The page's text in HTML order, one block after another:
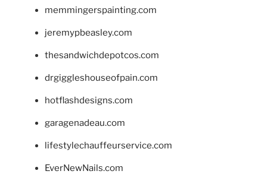
memmingerspainting.com
jeremypbeasley.com
thesandwichdepotcos.com
drgiggleshouseofpain.com
hotflashdesigns.com
garagenadeau.com
lifestylechauffeurservice.com
EverNewNails.com